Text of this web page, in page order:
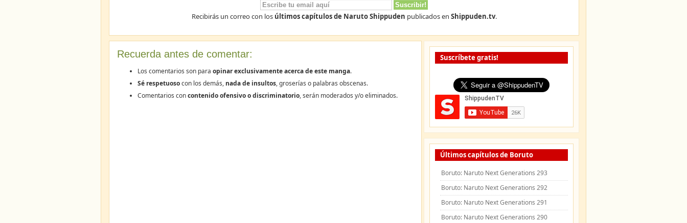
Recibirás un correo con los últimos capítulos de Naruto Shippuden publicados en Shippuden.tv.
Recuerda antes de comentar:
Los comentarios son para opinar exclusivamente acerca de este manga.
Sé respetuosocon los demás, nada de insultos, groserías o palabras obscenas.
Comentarios concontenido ofensivo o discriminatorio, serán moderados y/o eliminados.
Suscríbete gratis!
Últimos capítulos de Boruto
Boruto: Naruto Next Generations 293
Boruto: Naruto Next Generations 292
Boruto: Naruto Next Generations 291
Boruto: Naruto Next Generations 290